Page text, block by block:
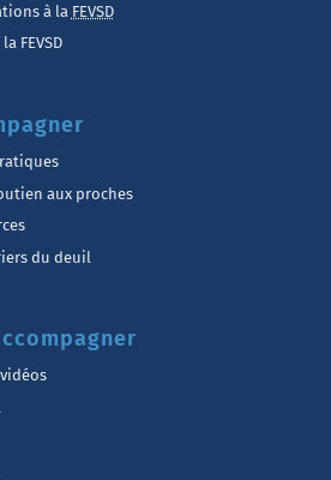
à la FEVSD
FEVSD
aux proches
du deuil